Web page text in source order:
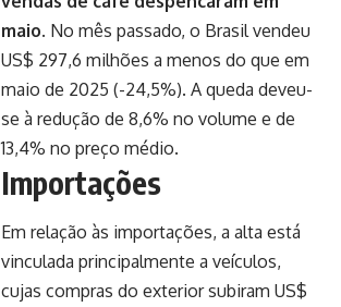
maio. No mês passado, o Brasil vendeu
US$ 297,6 milhões a menos do que em
maio de 2025 (-24,5%). A queda deveu-
se à redução de 8,6% no volume e de
13,4% no preço médio.
Importações
Em relação às importações, a alta está
vinculada principalmente a veículos,
cujas compras do exterior subiram US$